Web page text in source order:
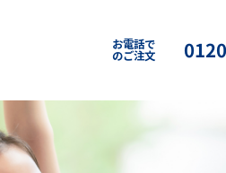
お電話で
のご注文